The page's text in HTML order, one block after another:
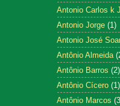
Antonio Carlos k
Antonio Jorge (1)
Antonio José
Antônio Almeida
Antônio Barros (2)
Antônio Cícero (1)
Antônio Marcos